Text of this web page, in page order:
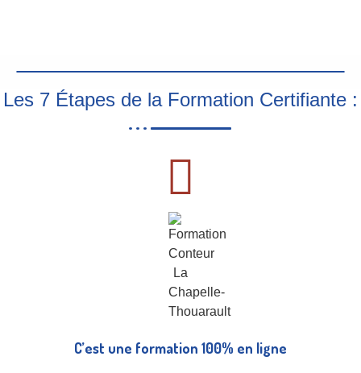
Les 7 Étapes de la Formation Certifiante :
C’est une formation 100% en ligne